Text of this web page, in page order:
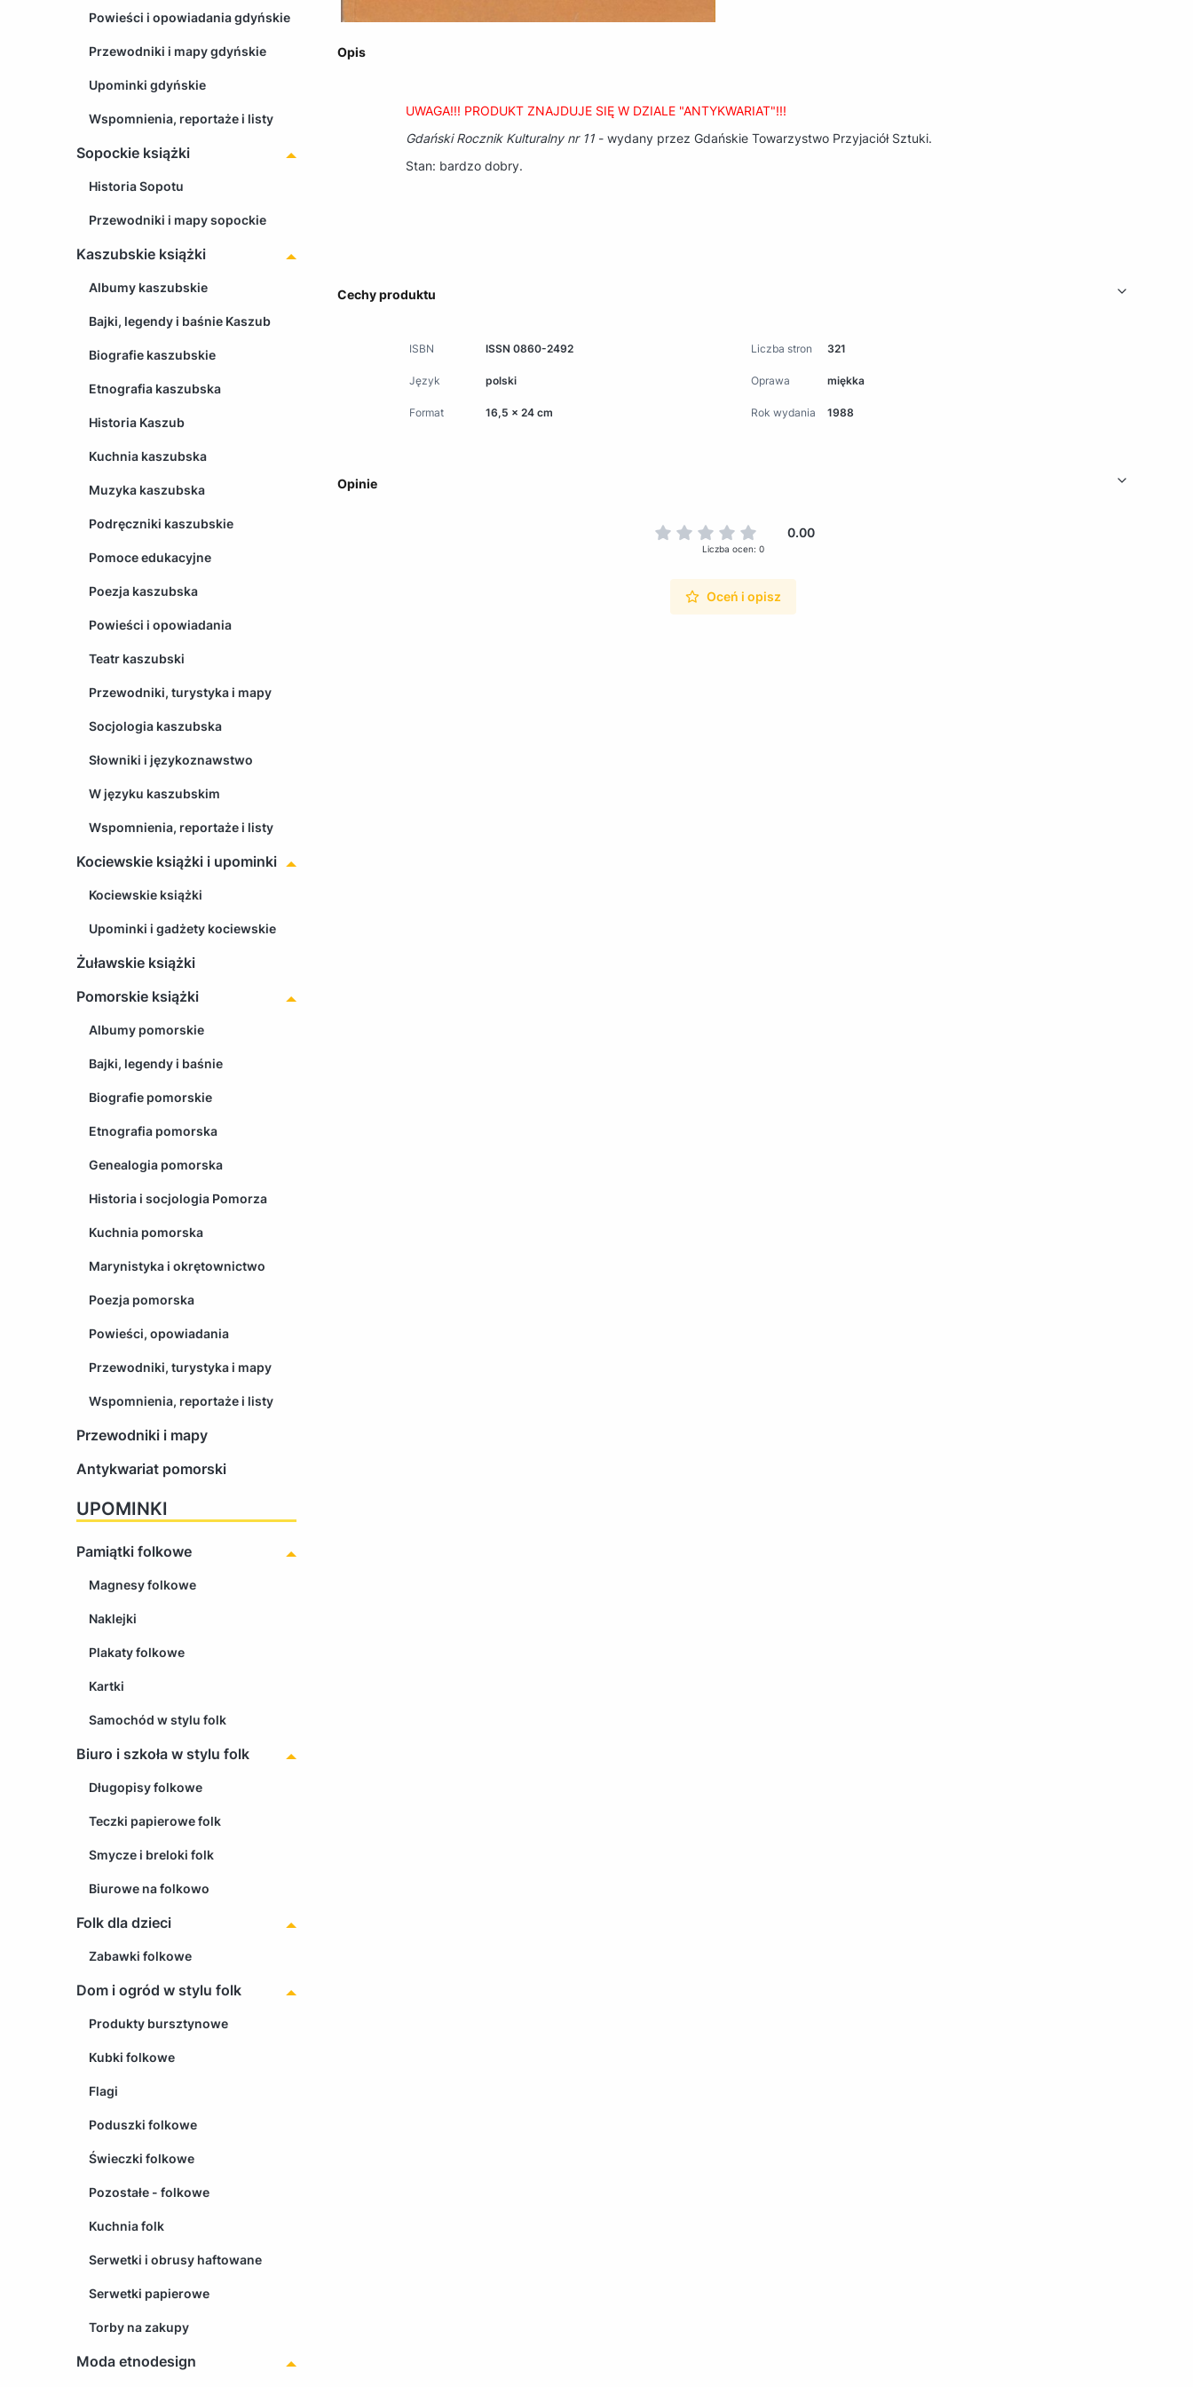
Powieści i opowiadania gdyńskie
Przewodniki i mapy gdyńskie
Upominki gdyńskie
Wspomnienia, reportaże i listy
Sopockie książki
Historia Sopotu
Przewodniki i mapy sopockie
Kaszubskie książki
Albumy kaszubskie
Bajki, legendy i baśnie Kaszub
Biografie kaszubskie
Etnografia kaszubska
Historia Kaszub
Kuchnia kaszubska
Muzyka kaszubska
Podręczniki kaszubskie
Pomoce edukacyjne
Poezja kaszubska
Powieści i opowiadania
Teatr kaszubski
Przewodniki, turystyka i mapy
Socjologia kaszubska
Słowniki i językoznawstwo
W języku kaszubskim
Wspomnienia, reportaże i listy
Kociewskie książki i upominki
Kociewskie książki
Upominki i gadżety kociewskie
Żuławskie książki
Pomorskie książki
Albumy pomorskie
Bajki, legendy i baśnie
Biografie pomorskie
Etnografia pomorska
Genealogia pomorska
Historia i socjologia Pomorza
Kuchnia pomorska
Marynistyka i okrętownictwo
Poezja pomorska
Powieści, opowiadania
Przewodniki, turystyka i mapy
Wspomnienia, reportaże i listy
Przewodniki i mapy
Antykwariat pomorski
UPOMINKI
Pamiątki folkowe
Magnesy folkowe
Naklejki
Plakaty folkowe
Kartki
Samochód w stylu folk
Biuro i szkoła w stylu folk
Długopisy folkowe
Teczki papierowe folk
Smycze i breloki folk
Biurowe na folkowo
Folk dla dzieci
Zabawki folkowe
Dom i ogród w stylu folk
Produkty bursztynowe
Kubki folkowe
Flagi
Poduszki folkowe
Świeczki folkowe
Pozostałe - folkowe
Kuchnia folk
Serwetki i obrusy haftowane
Serwetki papierowe
Torby na zakupy
Moda etnodesign
Opis
UWAGA!!! PRODUKT ZNAJDUJE SIĘ W DZIALE "ANTYKWARIAT"!!!
Gdański Rocznik Kulturalny nr 11 - wydany przez Gdańskie Towarzystwo Przyjaciół Sztuki.
Stan: bardzo dobry.
Cechy produktu
ISBN ISSN 0860-2492 Liczba stron 321
Język polski Oprawa miękka
Format 16,5 x 24 cm Rok wydania 1988
Opinie
0.00
Liczba ocen: 0
Oceń i opisz